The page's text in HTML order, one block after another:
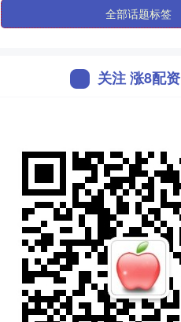
全部话题标签
关注 涨8配资